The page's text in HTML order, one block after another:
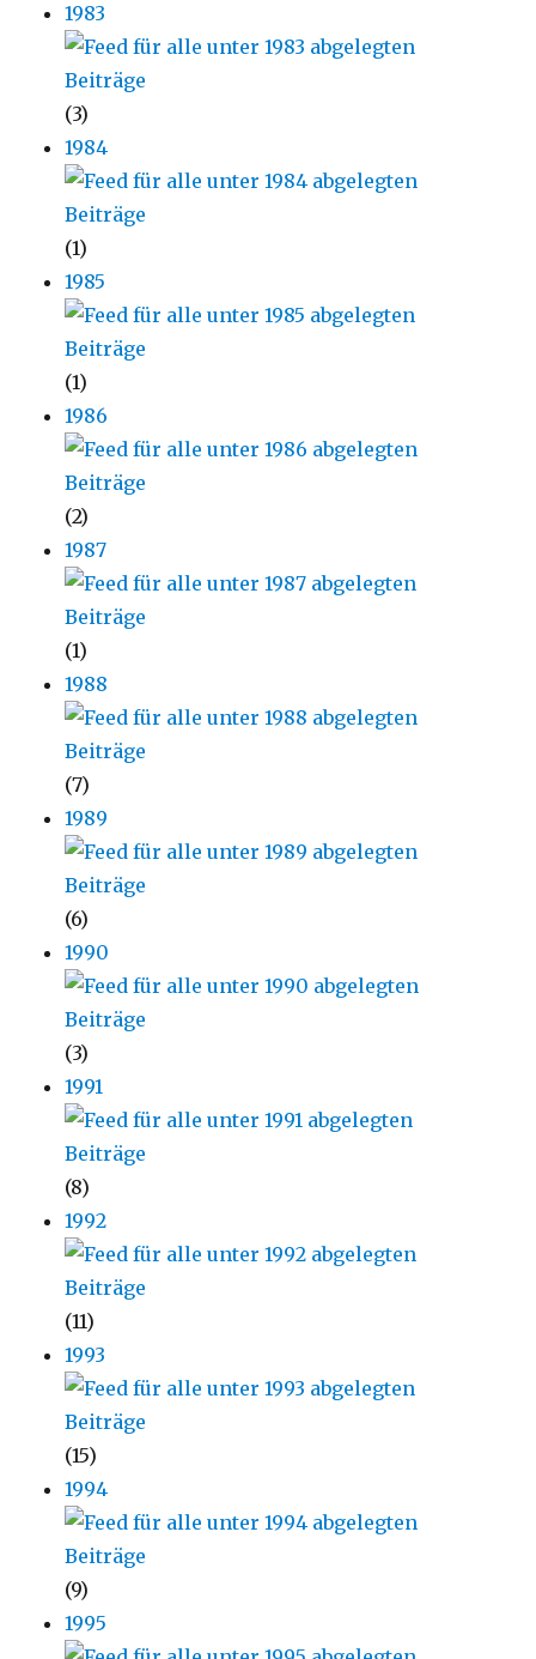
1983
(3)
1984
(1)
1985
(1)
1986
(2)
1987
(1)
1988
(7)
1989
(6)
1990
(3)
1991
(8)
1992
(11)
1993
(15)
1994
(9)
1995